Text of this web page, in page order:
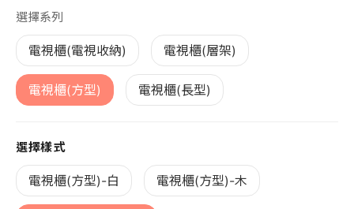
選擇系列
電視櫃(電視收納) 電視櫃(層架)
電視櫃(方型) 電視櫃(長型)
選擇樣式
電視櫃(方型)-白 電視櫃(方型)-木